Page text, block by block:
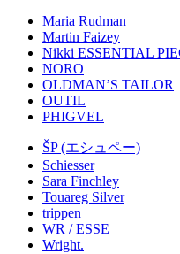
Maria Rudman
Martin Faizey
Nikki ESSENTIAL
NORO
OLDMAN’S TAILOR
OUTIL
PHIGVEL
ŠP (エシュペー)
Schiesser
Sara Finchley
Touareg Silver
trippen
WR / ESSE
Wright.